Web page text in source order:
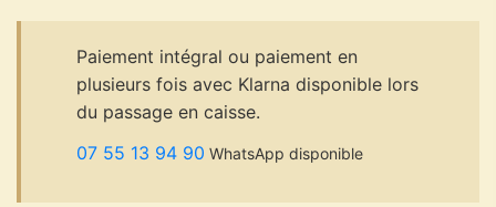
Paiement intégral ou paiement en
plusieurs fois avec Klarna disponible lors
du passage en caisse.
07 55 13 94 90 WhatsApp disponible